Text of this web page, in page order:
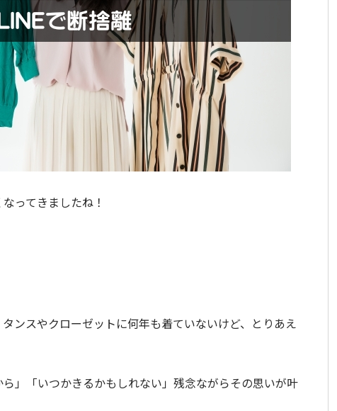
ってきましたね！
ンスやクローゼットに何年も着ていないけど、とりあえ
ら」「いつかきるかもしれない」残念ながらその思いが叶